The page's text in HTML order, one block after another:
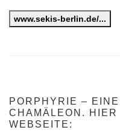
www.sekis-berlin.de/...
PORPHYRIE –
CHAMÄLEON.
WEBSEITE: